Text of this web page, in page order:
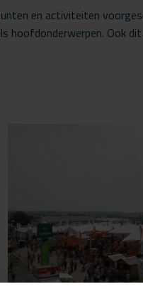
en activiteiten
hoofdonderwerpen. Ook